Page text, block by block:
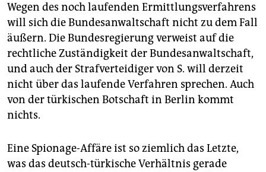
Wegen des noch laufenden Ermittlungsverfahrens
will sich die Bundesanwaltschaft nicht zu dem Fall
äußern. Die Bundesregierung verweist auf die
rechtliche Zuständigkeit der Bundesanwaltschaft,
und auch der Strafverteidiger von S. will derzeit
nicht über das laufende Verfahren sprechen. Auch
von der türkischen Botschaft in Berlin kommt
nichts.
Eine Spionage-Affäre ist so ziemlich das Letzte,
was das deutsch-türkische Verhältnis gerade